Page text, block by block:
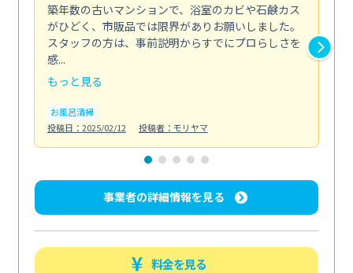
築年数の古いマンションで、浴室のカビや石鹸カス
がひどく、市販品では限界がありお願いしました。
スタッフの方は、事前説明からすでにプロらしさを
感...
もっと見る
お風呂清掃
投稿日：2025/02/12
投稿者：モリヤマ
事業者の詳細情報を見る
料金を見る